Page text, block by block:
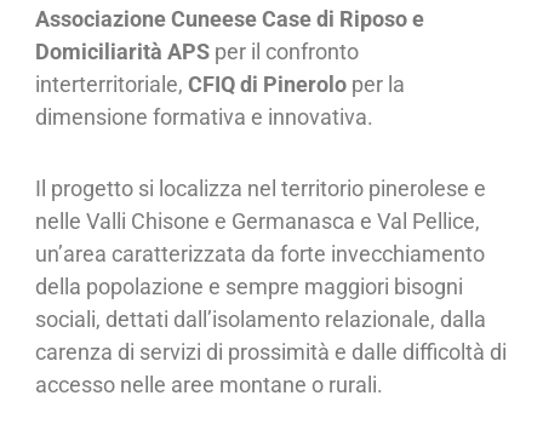
Associazione Cuneese Case di Riposo e
Domiciliarità APS per il confronto
interterritoriale,CFIQ di Pinerolo per la
dimensione formativa e innovativa.
Il progetto si localizza nel territorio pinerolese e
nelle Valli Chisone e Germanasca e Val Pellice,
un’area caratterizzata da forte invecchiamento
della popolazione e sempre maggiori bisogni
sociali, dettati dall’isolamento relazionale, dalla
carenza di servizi di prossimità e dalle difficoltà di
accesso nelle aree montane o rurali.